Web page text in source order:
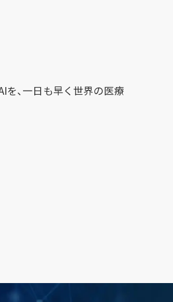
、一日も早く世界の医療